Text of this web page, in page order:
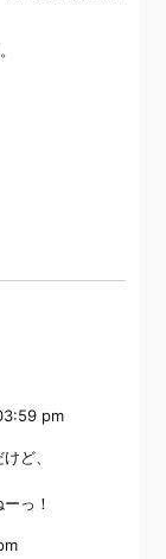
pm
ど、
っ！